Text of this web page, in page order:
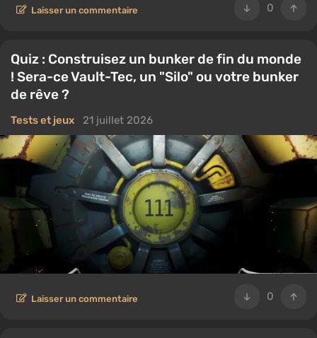
0
Laisser un commentaire
Quiz : Construisez un bunker de fin du monde
! Sera-ce Vault-Tec, un "Silo" ou votre bunker
de rêve ?
Tests et jeux 21 juillet 2026
0
Laisser un commentaire